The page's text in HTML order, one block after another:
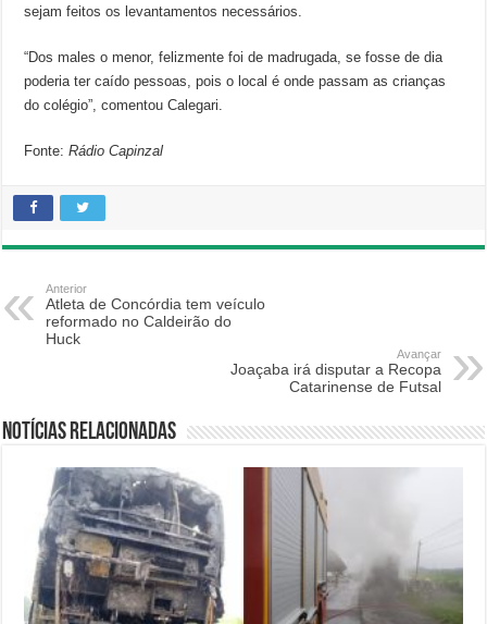
sejam feitos os levantamentos necessários.
“Dos males o menor, felizmente foi de madrugada, se fosse de dia
poderia ter caído pessoas, pois o local é onde passam as crianças
do colégio”, comentou Calegari.
Fonte: Rádio Capinzal
Anterior
Atleta de Concórdia tem veículo
reformado no Caldeirão do
Huck
Avançar
Joaçaba irá disputar a Recopa
Catarinense de Futsal
Notícias relacionadas